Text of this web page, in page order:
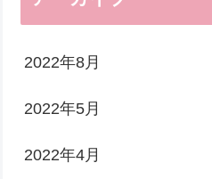
2022年8月
2022年5月
2022年4月